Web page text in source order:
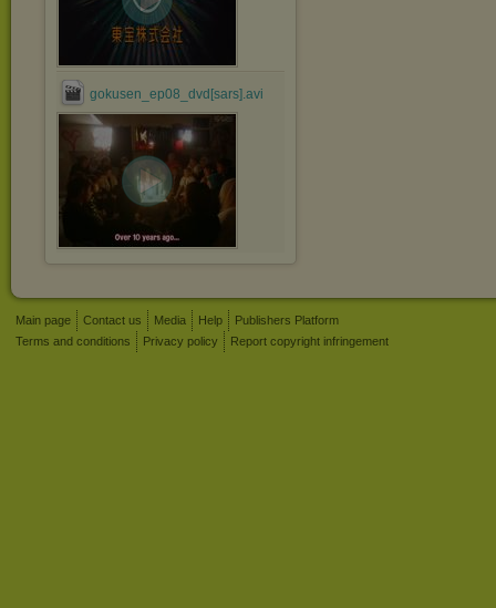
gokusen_ep08_dvd[sars].avi
Main page Contact us Media Help
Publishers Platform
Terms and conditions
Privacy policy Report copyright infringement